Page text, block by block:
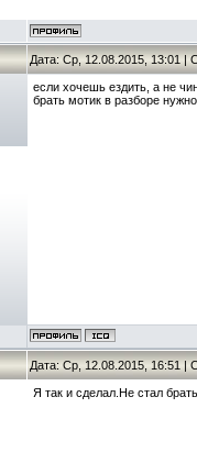
Дата: Ср, 12.08.2015, 13:01 |
если хочешь ездить, а не
брать мотик в разборе
Дата: Ср, 12.08.2015, 16:51 |
Я так и сделал.Не стал